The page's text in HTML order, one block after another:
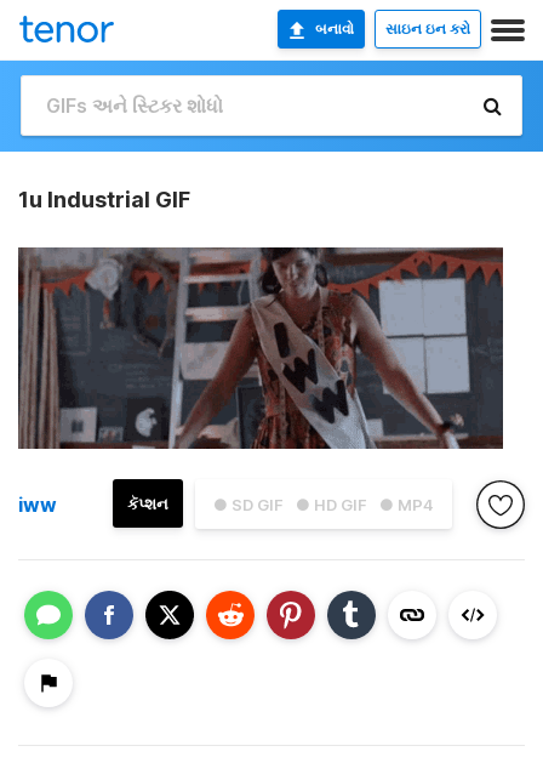
બનાવો સાઇન ઇન કરો
1u Industrial GIF
● SD GIF ● HD GIF ● MP4
કૅપ્શન
iww